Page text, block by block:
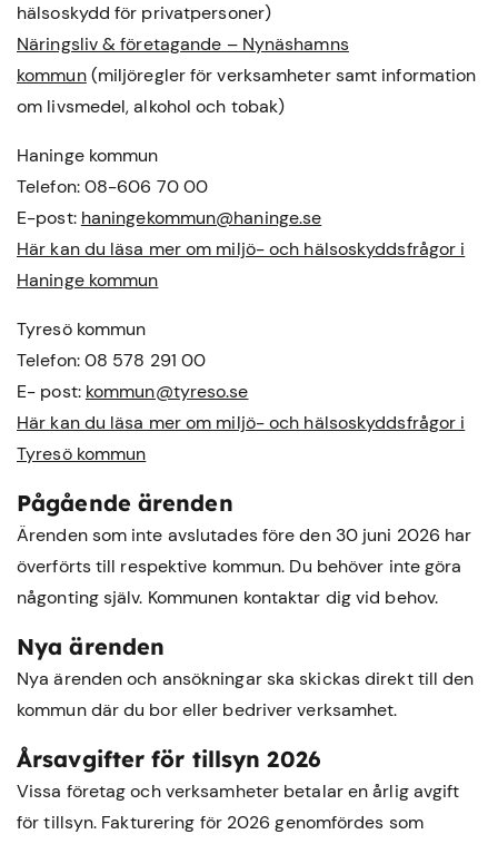
hälsoskydd för privatpersoner)
Näringsliv & företagande – Nynäshamns
kommun(miljöregler för verksamheter samt information
om livsmedel, alkohol och tobak)
Haninge kommun
Telefon: 08-606 70 00
E-post: haningekommun@haninge.se
Här kan du läsa mer om miljö- och hälsoskyddsfrågor i
Haninge kommun
Tyresö kommun
Telefon: 08 578 291 00
E- post: kommun@tyreso.se
Här kan du läsa mer om miljö- och hälsoskyddsfrågor i
Tyresö kommun
Pågående ärenden
Ärenden som inte avslutades före den 30 juni 2026 har
överförts till respektive kommun. Du behöver inte göra
någonting själv. Kommunen kontaktar dig vid behov.
Nya ärenden
Nya ärenden och ansökningar ska skickas direkt till den
kommun där du bor eller bedriver verksamhet.
Årsavgifter för tillsyn 2026
Vissa företag och verksamheter betalar en årlig avgift
för tillsyn. Fakturering för 2026 genomfördes som